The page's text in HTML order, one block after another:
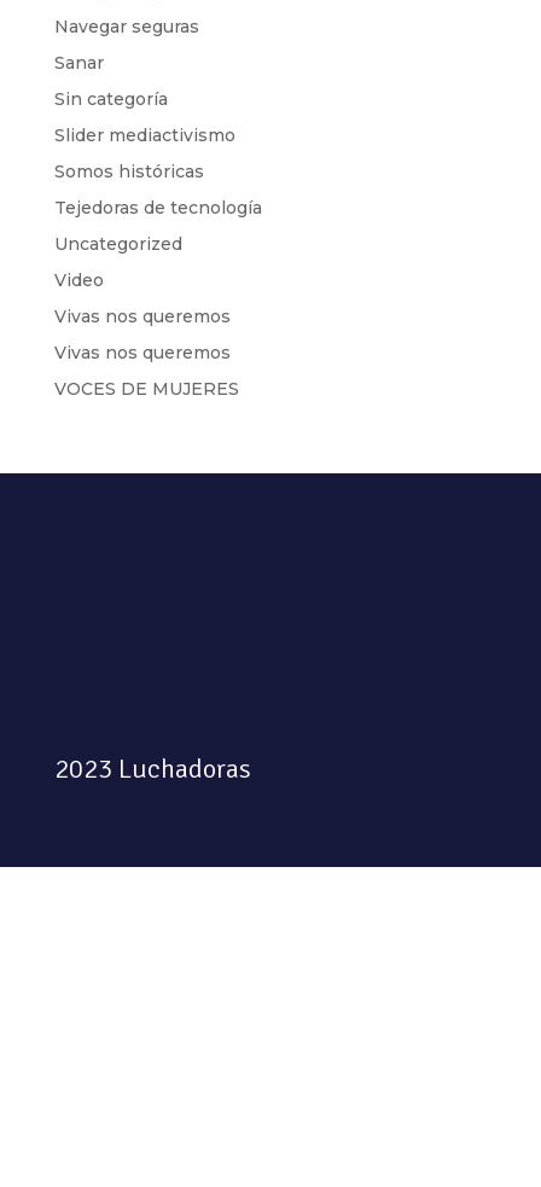
Navegar seguras
Sanar
Sin categoría
Slider mediactivismo
Somos históricas
Tejedoras de tecnología
Uncategorized
Video
Vivas nos queremos
Vivas nos queremos
VOCES DE MUJERES
2023 Luchadoras